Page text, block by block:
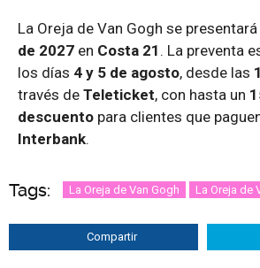
La Oreja de Van Gogh se presentará
de 2027 en Costa 21 . La preventa
los días 4 y 5 de agosto, desde las
través de Teleticket, con hasta un
descuento para clientes que
Interbank.
Tags: La Oreja de Van Gogh La Oreja de
Compartir